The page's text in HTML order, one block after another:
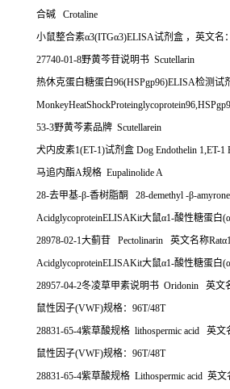
合碱
Crotaline
小鼠整合素α3(ITGα3)ELISA试剂盒 ，英文名：
27740-01-8野黄芩苷说明书 Scutellarin
热休克蛋白糖蛋白96(HSPgp96)ELISA检测试
53-3野黄芩素品牌 Scutellarein
犬内皮素1(ET-1)试剂盒 Dog Endothelin 1,ET-
马追内酯A规格 Eupalinolide A
28-去甲基-β-香树脂酮 28-demethyl -β-
AcidglycoproteinELISAKit大鼠α1-酸性糖蛋白(α
28978-02-1大蓟苷 Pectolinarin 英文名称Ratα
AcidglycoproteinELISAKit大鼠α1-酸性糖蛋白(α
28957-04-2冬凌草甲素说明书 Oridonin 英文
鼠性因子(VWF)规格： 96T/48T
28831-65-4紫草酸规格 lithospermic acid 英文
鼠性因子(VWF)规格： 96T/48T
28831-65-4紫草酸规格 Lithospermic acid 英文